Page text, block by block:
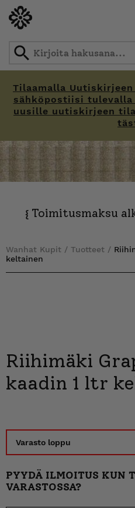
Tilaamalla
sähköpostiisi
uusille uutiskirjeen
{ Toimitusmaksu
Wanhat Kupit / Tuotteet /
keltainen
Riihimäki
kaadin 1 ltr
Varasto loppu
PYYDÄ ILMOITUS KUN
VARASTOSSA?